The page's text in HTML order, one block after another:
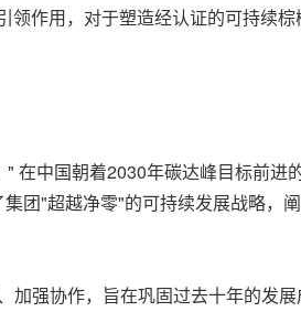
作用，对于塑造经认证的可持续
中国朝着2030年碳达峰目标前
团"超越净零"的可持续发展战略，
强协作，旨在巩固过去十年的发